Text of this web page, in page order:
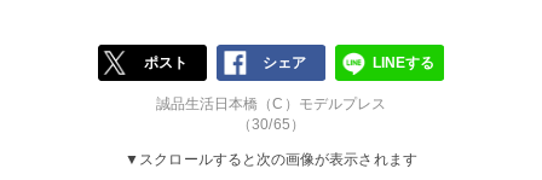
ポスト シェア LINEする
誠品生活日本橋（C）モデルプレス
（30/65）
▼スクロールすると次の画像が表示されます